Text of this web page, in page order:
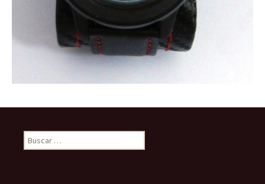
Buscar: